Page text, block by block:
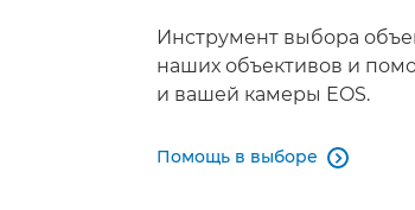
Инструмент выбора
наших объективов и
и вашей камеры EOS.
Помощь в выборе 